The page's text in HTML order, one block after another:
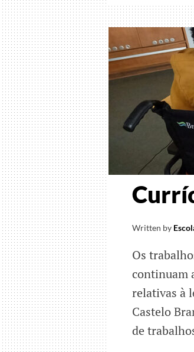
Written by
Os
continuam
relativas à
Castelo
de